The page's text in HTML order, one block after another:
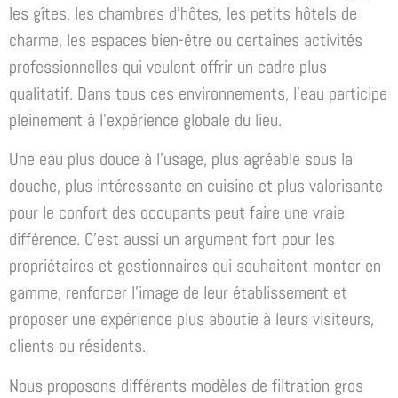
les gîtes, les chambres d’hôtes, les petits hôtels de
charme, les espaces bien-être ou certaines activités
professionnelles qui veulent offrir un cadre plus
qualitatif. Dans tous ces environnements, l’eau participe
pleinement à l’expérience globale du lieu.
Une eau plus douce à l’usage, plus agréable sous la
douche, plus intéressante en cuisine et plus valorisante
pour le confort des occupants peut faire une vraie
différence. C’est aussi un argument fort pour les
propriétaires et gestionnaires qui souhaitent monter en
gamme, renforcer l’image de leur établissement et
proposer une expérience plus aboutie à leurs visiteurs,
clients ou résidents.
Nous proposons différents modèles de filtration gros